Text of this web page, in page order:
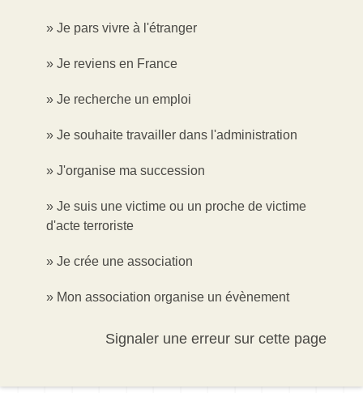
Je pars vivre à l'étranger
Je reviens en France
Je recherche un emploi
Je souhaite travailler dans l'administration
J'organise ma succession
Je suis une victime ou un proche de victime
d'acte terroriste
Je crée une association
Mon association organise un évènement
Signaler une erreur sur cette page